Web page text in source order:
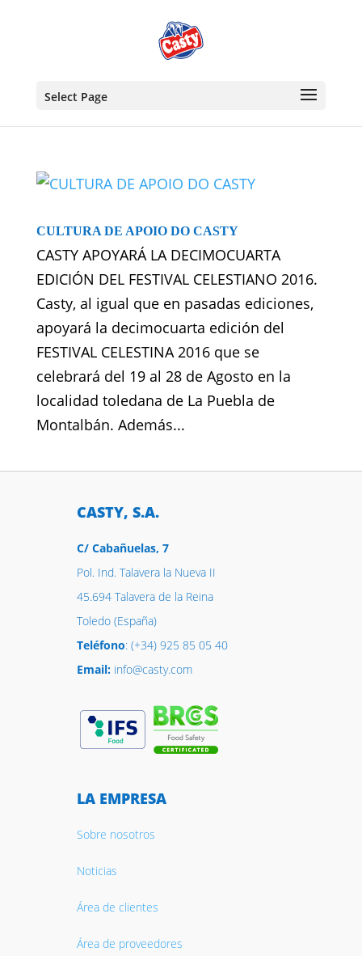
Select Page
CULTURA DE APOIO DO CASTY
CASTY APOYARÁ LA DECIMOCUARTA
EDICIÓN DEL FESTIVAL CELESTIANO 2016.
Casty, al igual que en pasadas ediciones,
apoyará la decimocuarta edición del
FESTIVAL CELESTINA 2016 que se
celebrará del 19 al 28 de Agosto en la
localidad toledana de La Puebla de
Montalbán. Además...
CASTY, S.A.
C/ Cabañuelas, 7
Pol. Ind. Talavera la Nueva II
45.694 Talavera de la Reina
Toledo (España)
Teléfono: (+34) 925 85 05 40
Email:info@casty.com
LA EMPRESA
Sobre nosotros
Noticias
Área de clientes
Área de proveedores